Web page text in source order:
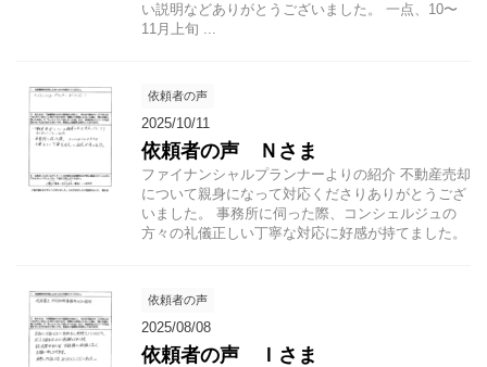
い説明などありがとうございました。 一点、10〜
11月上旬 ...
依頼者の声
2025/10/11
依頼者の声 Ｎさま
ファイナンシャルプランナーよりの紹介 不動産売却
について親身になって対応くださりありがとうござ
いました。 事務所に伺った際、コンシェルジュの
方々の礼儀正しい丁寧な対応に好感が持てました。
依頼者の声
2025/08/08
依頼者の声 Ｉさま